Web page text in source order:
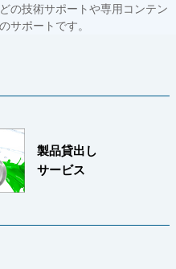
の技術サポートや専用コンテン
サポートです。
製品貸出し
サービス